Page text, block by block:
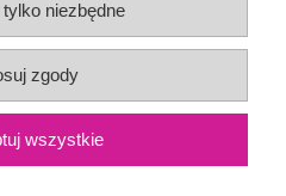
i dostawa
niezbędne
zgody
wszystkie